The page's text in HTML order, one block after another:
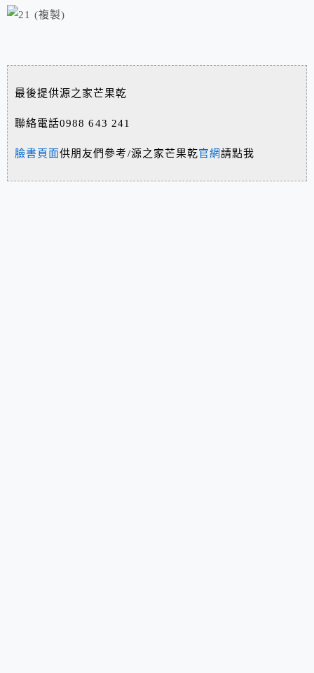
最後提供源之家芒果乾
聯絡電話0988 643 241
臉書頁面供朋友們參考/源之家芒果乾官網請點我